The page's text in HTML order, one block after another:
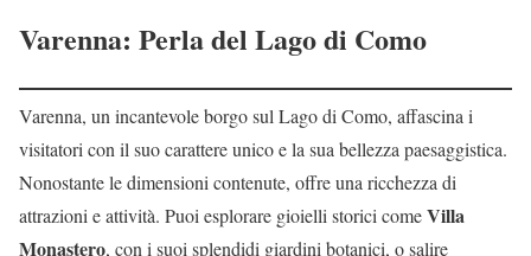
Varenna: Perla del Lago di Como
Varenna, un incantevole borgo sul Lago di Como, affascina i
visitatori con il suo carattere unico e la sua bellezza paesaggistica.
Nonostante le dimensioni contenute, offre una ricchezza di
attrazioni e attività. Puoi esplorare gioielli storici comeVilla
Monastero, con i suoi splendidi giardini botanici, o salire